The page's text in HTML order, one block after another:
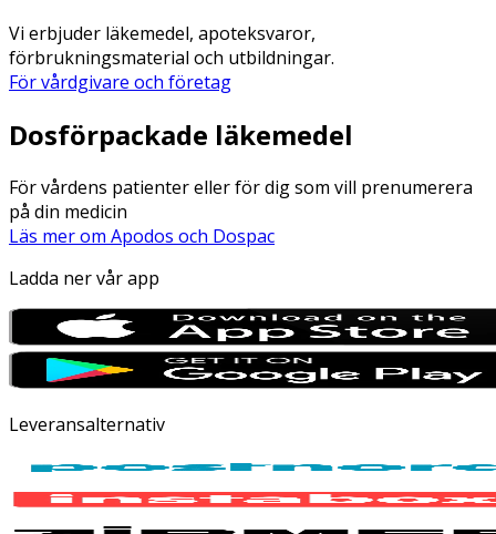
Vi erbjuder läkemedel, apoteksvaror,
förbrukningsmaterial och utbildningar.
För vårdgivare och företag
Dosförpackade läkemedel
För vårdens patienter eller för dig som vill prenumerera
på din medicin
Läs mer om Apodos och Dospac
Ladda ner vår app
Leveransalternativ